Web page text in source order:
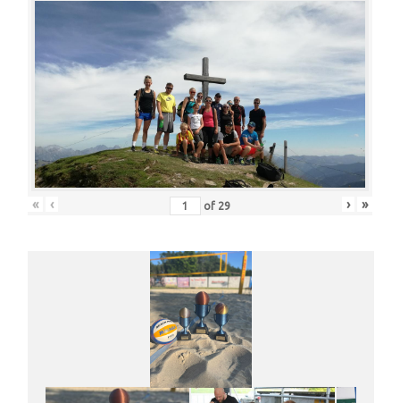
« ‹ of 29 › »